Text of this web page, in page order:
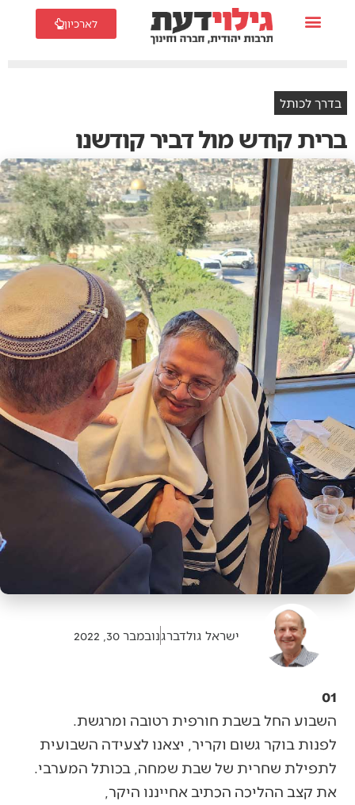
לארכיון
בדרך לכותל
ברית קודש מול דביר קודשנו
ישראל גולדברגנובמבר 30, 2022
01
השבוע החל בשבת חורפית רטובה ומרגשת.
לפנות בוקר גשום וקריר, יצאנו לצעידה השבועית
לתפילת שחרית של שבת שמחה, בכותל המערבי.
את קצב ההליכה הכתיב אחייננו היקר,